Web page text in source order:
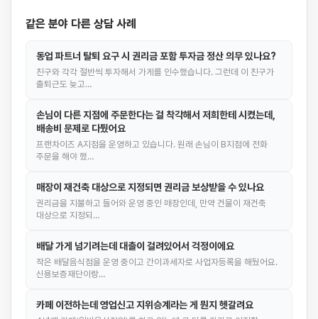
같은 분야 다른 상담 사례
동업 파트너 탈퇴 요구 시 권리금 포함 투자금 정산 의무 있나요?
친구와 각각 절반씩 투자해서 가게를 인수했습니다. 그런데 이 친구가
출퇴근도 늦고…
손님이 다른 지점에 주문한다는 걸 착각해서 저희한테 시켰는데,
배송비 문제로 다퉜어요
프랜차이즈 A지점을 운영하고 있습니다. 원래 손님이 B지점에 전화
주문을 해야 했…
매장이 재건축 대상으로 지정되면 권리금 보상받을 수 있나요
권리금을 지불하고 들어와 운영 중인 매장인데, 만약 건물이 재건축
대상으로 지정되…
배달 가게 넘기려는데 대출이 걸려있어서 걱정이에요
작은 배달음식점을 운영 중이고 간이과세자로 사업자등록을 해뒀어요.
신용보증재단이랑…
카페 이전하는데 영업신고 지위승계라는 게 뭔지 헷갈려요